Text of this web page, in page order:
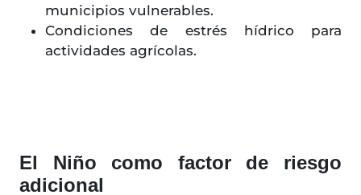
municipios vulnerables.
Condiciones de estrés hídrico para
actividades agrícolas.
El Niño como factor de riesgo
adicional